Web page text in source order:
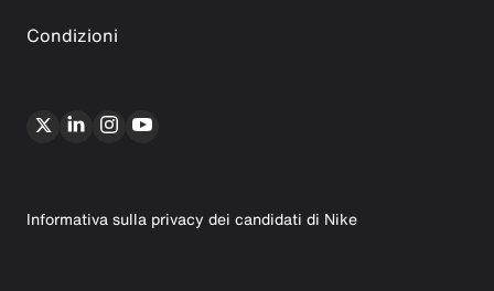
Condizioni
Informativa sulla privacy dei candidati di Nike